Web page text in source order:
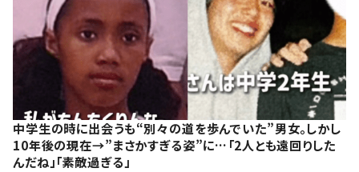
中学生の時に出会うも“別々の道を歩んでいた”男女。しかし
10年後の現在→”まさかすぎる姿”に…「2人とも遠回りした
んだね」「素敵過ぎる」